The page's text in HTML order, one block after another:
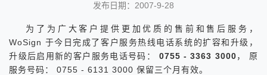
发布日期：2007-9-28
为了为广大客户提供更加优质的售前和售后服务，
WoSign 于今日完成了客户服务热线电话系统的扩容和升级，
升级后启用新的客户服务电话号码： 0755 - 3363 3000， 原
服务号码： 0755 - 6131 3000 保留三个月有效。